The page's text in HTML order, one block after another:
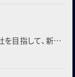
目指して、新た